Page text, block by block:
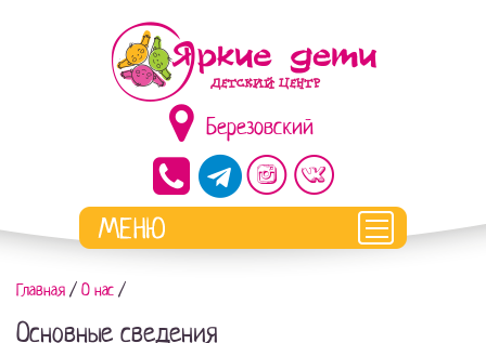
Березовский
Главная / О нас /
Основные сведения